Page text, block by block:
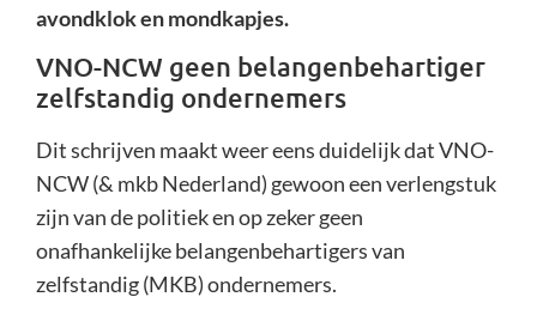
avondklok en mondkapjes.
VNO-NCW geen belangenbehartiger
zelfstandig ondernemers
Dit schrijven maakt weer eens duidelijk dat VNO-
NCW (& mkb Nederland) gewoon een verlengstuk
zijn van de politiek en op zeker geen
onafhankelijke belangenbehartigers van
zelfstandig (MKB) ondernemers.